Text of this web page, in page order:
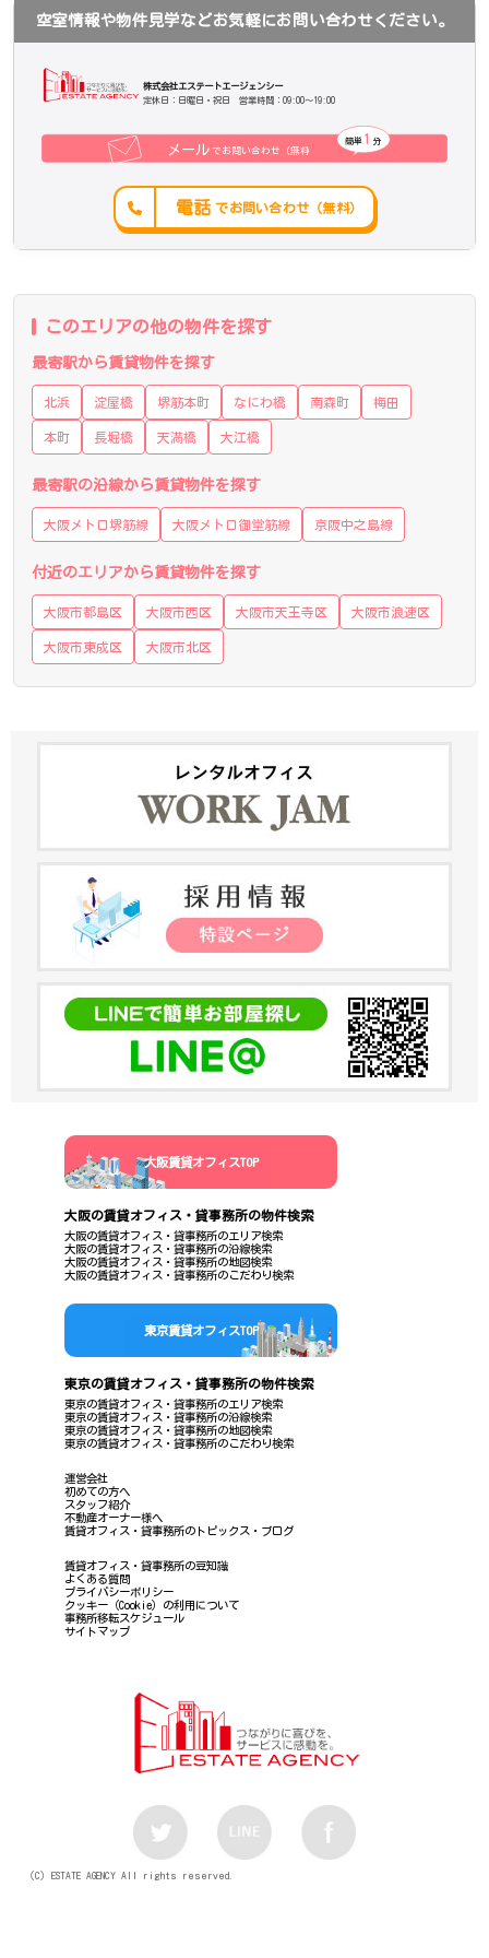
空室情報や物件見学などお気軽にお問い合わせください。
株式会社エステートエージェンシー
定休日：日曜日・祝日 営業時間：09:00～19:00
でお問い合わせ（無料）
メール
簡単 分
1
電話 でお問い合わせ（無料）
このエリアの他の物件を探す
最寄駅から賃貸物件を探す
北浜 淀屋橋 堺筋本町 なにわ橋 南森町 梅田
本町 長堀橋 天満橋 大江橋
最寄駅の沿線から賃貸物件を探す
大阪メトロ堺筋線 大阪メトロ御堂筋線 京阪中之島線
付近のエリアから賃貸物件を探す
大阪市都島区 大阪市西区 大阪市天王寺区 大阪市浪速区
大阪市東成区 大阪市北区
大阪賃貸オフィスTOP
大阪の賃貸オフィス・貸事務所の物件検索
大阪の賃貸オフィス・貸事務所のエリア検索
大阪の賃貸オフィス・貸事務所の沿線検索
大阪の賃貸オフィス・貸事務所の地図検索
大阪の賃貸オフィス・貸事務所のこだわり検索
東京賃貸オフィスTOP
東京の賃貸オフィス・貸事務所の物件検索
東京の賃貸オフィス・貸事務所のエリア検索
東京の賃貸オフィス・貸事務所の沿線検索
東京の賃貸オフィス・貸事務所の地図検索
東京の賃貸オフィス・貸事務所のこだわり検索
運営会社
初めての方へ
スタッフ紹介
不動産オーナー様へ
賃貸オフィス・貸事務所のトピックス・ブログ
賃貸オフィス・貸事務所の豆知識
よくある質問
プライバシーポリシー
クッキー（Cookie）の利用について
事務所移転スケジュール
サイトマップ
（C）ESTATE AGENCY All rights reserved.